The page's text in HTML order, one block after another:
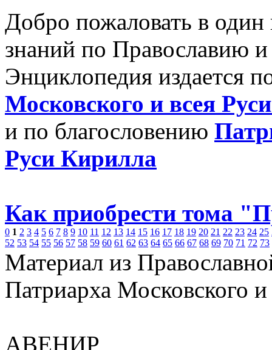
Добро пожаловать в
знаний по Православию
Энциклопедия издается
Московского и всея
и по благословению
Руси Кирилла
Как приобрести тома
0 1 2 3 4 5 6 7 8 9 10 11 12 13 14 15 16 17 18 19 20 21 22 23 24 25
52 53 54 55 56 57 58 59 60 61 62 63 64 65 66 67 68 69 70 71 72 73
Материал из
Патриарха Московского
АВЕНИР